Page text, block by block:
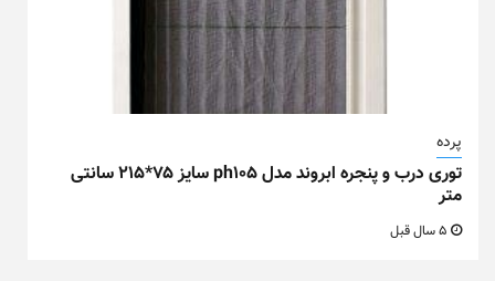
پرده
توری درب و پنجره ابروند مدل ph105 سایز ۷۵*۲۱۵ سانتی
متر